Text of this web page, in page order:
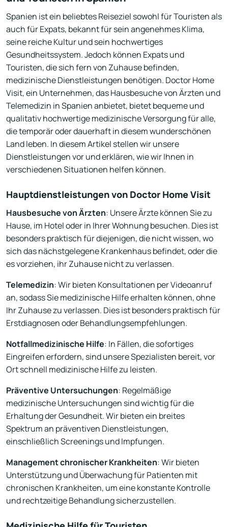
Spanien ist ein beliebtes Reiseziel sowohl für Touristen als
auch für Expats, bekannt für sein angenehmes Klima,
seine reiche Kultur und sein hochwertiges
Gesundheitssystem. Jedoch können Expats und
Touristen, die sich fern von Zuhause befinden,
medizinische Dienstleistungen benötigen. Doctor Home
Visit, ein Unternehmen, das Hausbesuche von Ärzten und
Telemedizin in Spanien anbietet, bietet bequeme und
qualitativ hochwertige medizinische Versorgung für alle,
die temporär oder dauerhaft in diesem wunderschönen
Land leben. In diesem Artikel stellen wir unsere
Dienstleistungen vor und erklären, wie wir Ihnen in
verschiedenen Situationen helfen können.
Hauptdienstleistungen von Doctor Home Visit
Hausbesuche von Ärzten: Unsere Ärzte können Sie zu
Hause, im Hotel oder in Ihrer Wohnung besuchen. Dies ist
besonders praktisch für diejenigen, die nicht wissen, wo
sich das nächstgelegene Krankenhaus befindet, oder die
es vorziehen, ihr Zuhause nicht zu verlassen.
Telemedizin: Wir bieten Konsultationen per Videoanruf
an, sodass Sie medizinische Hilfe erhalten können, ohne
Ihr Zuhause zu verlassen. Dies ist besonders praktisch für
Erstdiagnosen oder Behandlungsempfehlungen.
Notfallmedizinische Hilfe: In Fällen, die sofortiges
Eingreifen erfordern, sind unsere Spezialisten bereit, vor
Ort schnell medizinische Hilfe zu leisten.
Präventive Untersuchungen: Regelmäßige
medizinische Untersuchungen sind wichtig für die
Erhaltung der Gesundheit. Wir bieten ein breites
Spektrum an präventiven Dienstleistungen,
einschließlich Screenings und Impfungen.
Management chronischer Krankheiten: Wir bieten
Unterstützung und Überwachung für Patienten mit
chronischen Krankheiten, um eine konstante Kontrolle
und rechtzeitige Behandlung sicherzustellen.